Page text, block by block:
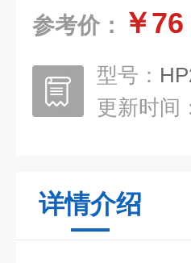
参考价： ￥76
型号：
更新时间
详情介绍